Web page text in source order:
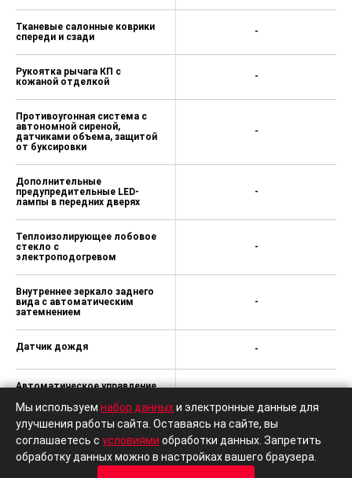
Тканевые салонные коврики
спереди и сзади
Рукоятка рычага КП с
кожаной отделкой
Противоугонная система с
автономной сиреной,
датчиками объема, защитой
от буксировки
Дополнительные
предупредительные LED-
лампы в передних дверях
Теплоизолирующее лобовое
стекло с
электроподогревом
Внутреннее зеркало заднего
вида с автоматическим
затемнением
Датчик дождя
Автоматическое управление
отдельными дневными
ходовыми огнями, функция
"Coming/Leaving home"
Многофункциональное
рулевое колесо с кожаной
-
-
-
-
-
-
-
-
Мы используем набор данныхи электронные данные для
улучшения работы сайта. Оставаясь на сайте, вы
соглашаетесь с условиями обработки данных. Запретить
обработку данных можно в настройках вашего браузера.